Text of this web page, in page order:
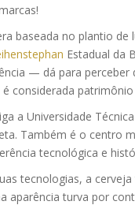
baseada no plantio de
Estadual da
— dá para
considerada
a Universidade
Também é o centro
tecnológica e
tecnologias, a
aparência turva por